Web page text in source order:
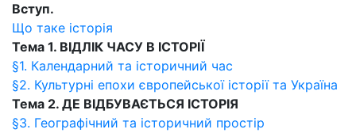
Вступ.
Що таке історія
Тема 1. ВІДЛІК ЧАСУ В ІСТОРІЇ
§1. Календарний та історичний час
§2. Культурні епохи європейської історії та Україна
Тема 2. ДЕ ВІДБУВАЄТЬСЯ ІСТОРІЯ
§3. Географічний та історичний простір